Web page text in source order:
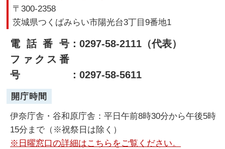
〒300-2358
茨城県つくばみらい市陽光台3丁目9番地1
電話番号：0297-58-2111（代表）
ファクス番
号
：0297-58-5611
開庁時間
伊奈庁舎・谷和原庁舎：平日午前8時30分から午後5時
15分まで（※祝祭日は除く）
※日曜窓口の詳細はこちらをご覧ください。